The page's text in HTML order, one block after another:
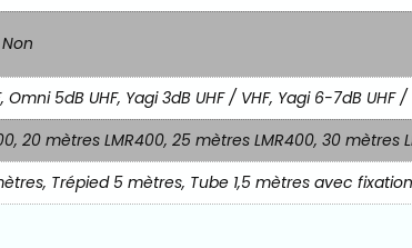
5dB UHF, Yagi 3dB UHF / VHF, Yagi 6-7dB UHF /
20 mètres LMR400, 25 mètres LMR400, 30 mètres
Trépied 5 mètres, Tube 1,5 mètres avec